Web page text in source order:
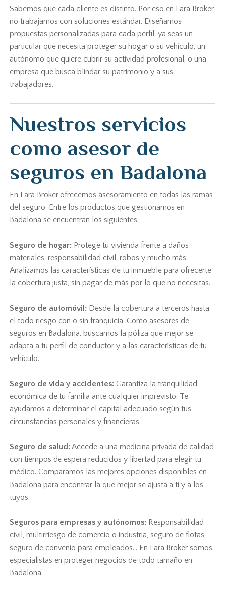
Sabemos que cada cliente es distinto. Por eso en Lara Broker
no trabajamos con soluciones estándar. Diseñamos
propuestas personalizadas para cada perfil, ya seas un
particular que necesita proteger su hogar o su vehículo, un
autónomo que quiere cubrir su actividad profesional, o una
empresa que busca blindar su patrimonio y a sus
trabajadores.
Nuestros servicios
como asesor de
seguros en Badalona
En Lara Broker ofrecemos asesoramiento en todas las ramas
del seguro. Entre los productos que gestionamos en
Badalona se encuentran los siguientes:
Seguro de hogar: Protege tu vivienda frente a daños
materiales, responsabilidad civil, robos y mucho más.
Analizamos las características de tu inmueble para ofrecerte
la cobertura justa, sin pagar de más por lo que no necesitas.
Seguro de automóvil: Desde la cobertura a terceros hasta
el todo riesgo con o sin franquicia. Como asesores de
seguros en Badalona, buscamos la póliza que mejor se
adapta a tu perfil de conductor y a las características de tu
vehículo.
Seguro de vida y accidentes: Garantiza la tranquilidad
económica de tu familia ante cualquier imprevisto. Te
ayudamos a determinar el capital adecuado según tus
circunstancias personales y financieras.
Seguro de salud:Accede a una medicina privada de calidad
con tiempos de espera reducidos y libertad para elegir tu
médico. Comparamos las mejores opciones disponibles en
Badalona para encontrar la que mejor se ajusta a ti y a los
tuyos.
Seguros para empresas y autónomos: Responsabilidad
civil, multirriesgo de comercio o industria, seguro de flotas,
seguro de convenio para empleados... En Lara Broker somos
especialistas en proteger negocios de todo tamaño en
Badalona.